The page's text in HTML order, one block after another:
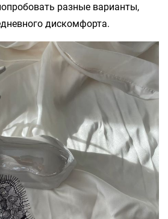
разные варианты,
дискомфорта.